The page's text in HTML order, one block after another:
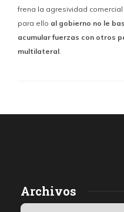
frena la agresividad
para ello al gobierno no le
acumular fuerzas con otros
multilateral.
Archivos